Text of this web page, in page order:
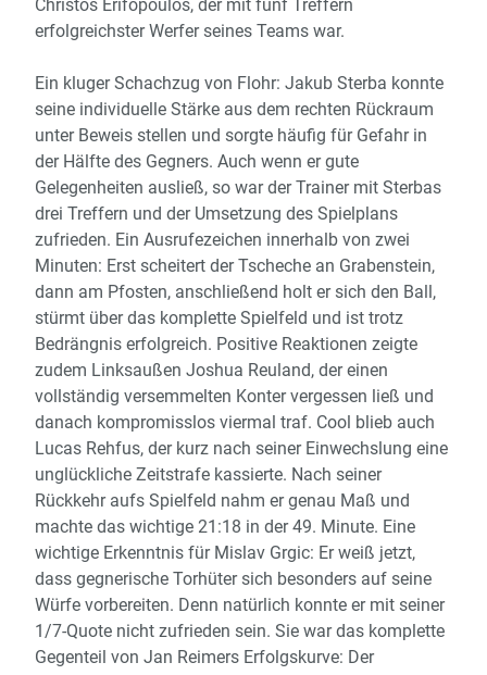
Christos Erifopoulos, der mit fünf Treffern
erfolgreichster Werfer seines Teams war.
Ein kluger Schachzug von Flohr: Jakub Sterba konnte
seine individuelle Stärke aus dem rechten Rückraum
unter Beweis stellen und sorgte häufig für Gefahr in
der Hälfte des Gegners. Auch wenn er gute
Gelegenheiten ausließ, so war der Trainer mit Sterbas
drei Treffern und der Umsetzung des Spielplans
zufrieden. Ein Ausrufezeichen innerhalb von zwei
Minuten: Erst scheitert der Tscheche an Grabenstein,
dann am Pfosten, anschließend holt er sich den Ball,
stürmt über das komplette Spielfeld und ist trotz
Bedrängnis erfolgreich. Positive Reaktionen zeigte
zudem Linksaußen Joshua Reuland, der einen
vollständig versemmelten Konter vergessen ließ und
danach kompromisslos viermal traf. Cool blieb auch
Lucas Rehfus, der kurz nach seiner Einwechslung eine
unglückliche Zeitstrafe kassierte. Nach seiner
Rückkehr aufs Spielfeld nahm er genau Maß und
machte das wichtige 21:18 in der 49. Minute. Eine
wichtige Erkenntnis für Mislav Grgic: Er weiß jetzt,
dass gegnerische Torhüter sich besonders auf seine
Würfe vorbereiten. Denn natürlich konnte er mit seiner
1/7-Quote nicht zufrieden sein. Sie war das komplette
Gegenteil von Jan Reimers Erfolgskurve: Der